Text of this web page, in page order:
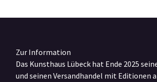
Zur Information
Das Kunsthaus Lübeck hat Ende 2025
und seinen Versandhandel mit Editionen